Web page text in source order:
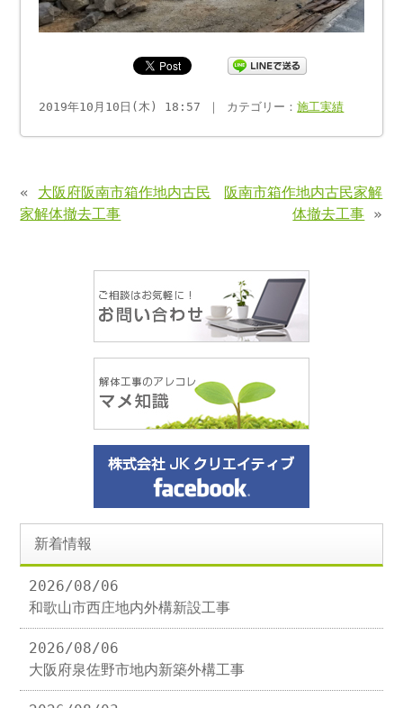
2019年10月10日(木) 18:57 ｜ カテゴリー：施工実績
« 大阪府阪南市箱作地内古民
家解体撤去工事
阪南市箱作地内古民家解
体撤去工事 »
新着情報
2026/08/06
和歌山市西庄地内外構新設工事
2026/08/06
大阪府泉佐野市地内新築外構工事